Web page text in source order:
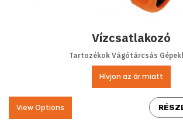
Vízcsatlakozó
Tartozékok Vágótárcsás
Hívjon az ár miatt
View Options